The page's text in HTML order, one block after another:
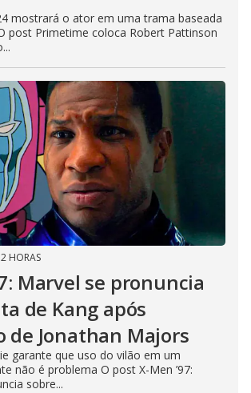
mostrará o ator em uma trama baseada
post Primetime coloca Robert Pattinson
HORAS
Marvel se pronuncia
de Kang após
de Jonathan Majors
garante que uso do vilão em um
não é problema O post X-Men ’97:
sobre...